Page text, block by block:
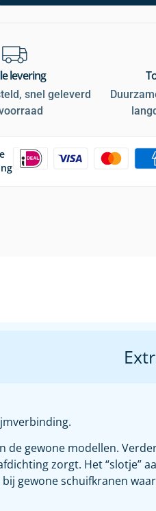
levering
snel geleverd
gewone modellen.
zorgt. Het “slotje”
gewone schuifkranen